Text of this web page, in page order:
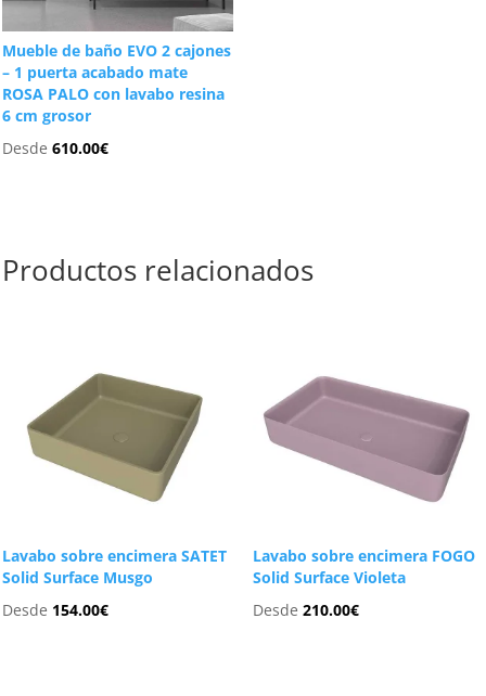
Mueble de baño EVO 2 cajones
– 1 puerta acabado mate
ROSA PALO con lavabo resina
6 cm grosor
Desde610.00€
Productos relacionados
Lavabo sobre encimera SATET
Solid Surface Musgo
Desde 154.00€
Lavabo sobre encimera FOGO
Solid Surface Violeta
Desde 210.00€